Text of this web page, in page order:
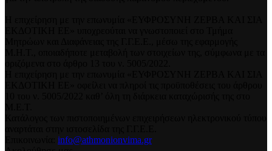
info@athmonionvima.gr